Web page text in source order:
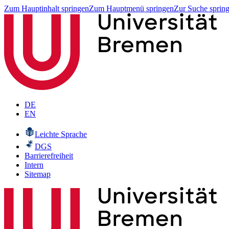
Zum Hauptinhalt springenZum Hauptmenü springenZur Suche
DE
EN
Leichte Sprache
DGS
Barrierefreiheit
Intern
Sitemap